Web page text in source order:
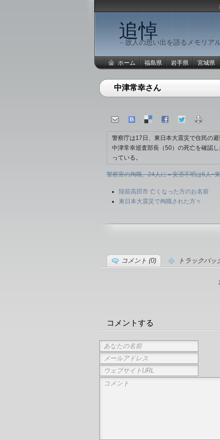
追悼
– 故人の思い出を語るメモリア
ホーム 福島県 岩手県 宮城県
中津常幸さん
警察庁は17日、東日本大震災で住民の
中津常幸巡査部長（50）の死亡を確認
っている。
警察官の殉職、24人に＝安否不明は6人−
陸前高田市 亡くなった方のお名前
東日本大震災で殉職された方々
コメント (0) トラックバッ
コメントする